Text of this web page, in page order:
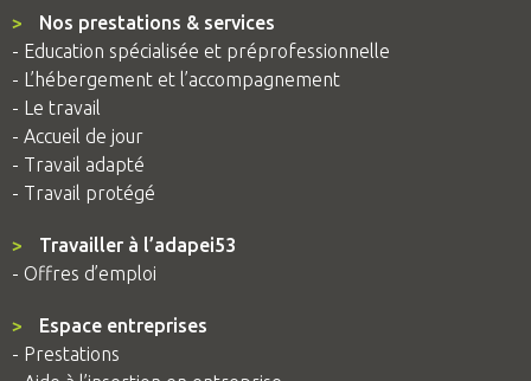
>
Nos prestations & services
- Education spécialisée et préprofessionnelle
- L’hébergement et l’accompagnement
- Le travail
- Accueil de jour
- Travail adapté
- Travail protégé
>
Travailler à l’adapei53
- Offres d’emploi
>
Espace entreprises
- Prestations